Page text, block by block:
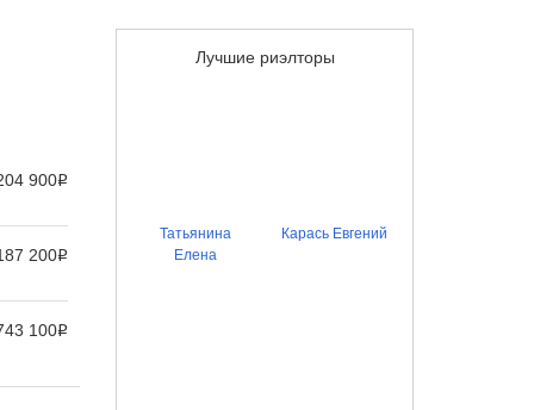
900Р
200Р
100Р
Лучшие риэлторы
Татьянина
Елена
Карась Евгений